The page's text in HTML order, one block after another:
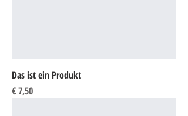
Das ist ein Produkt
Preis
€ 7,50